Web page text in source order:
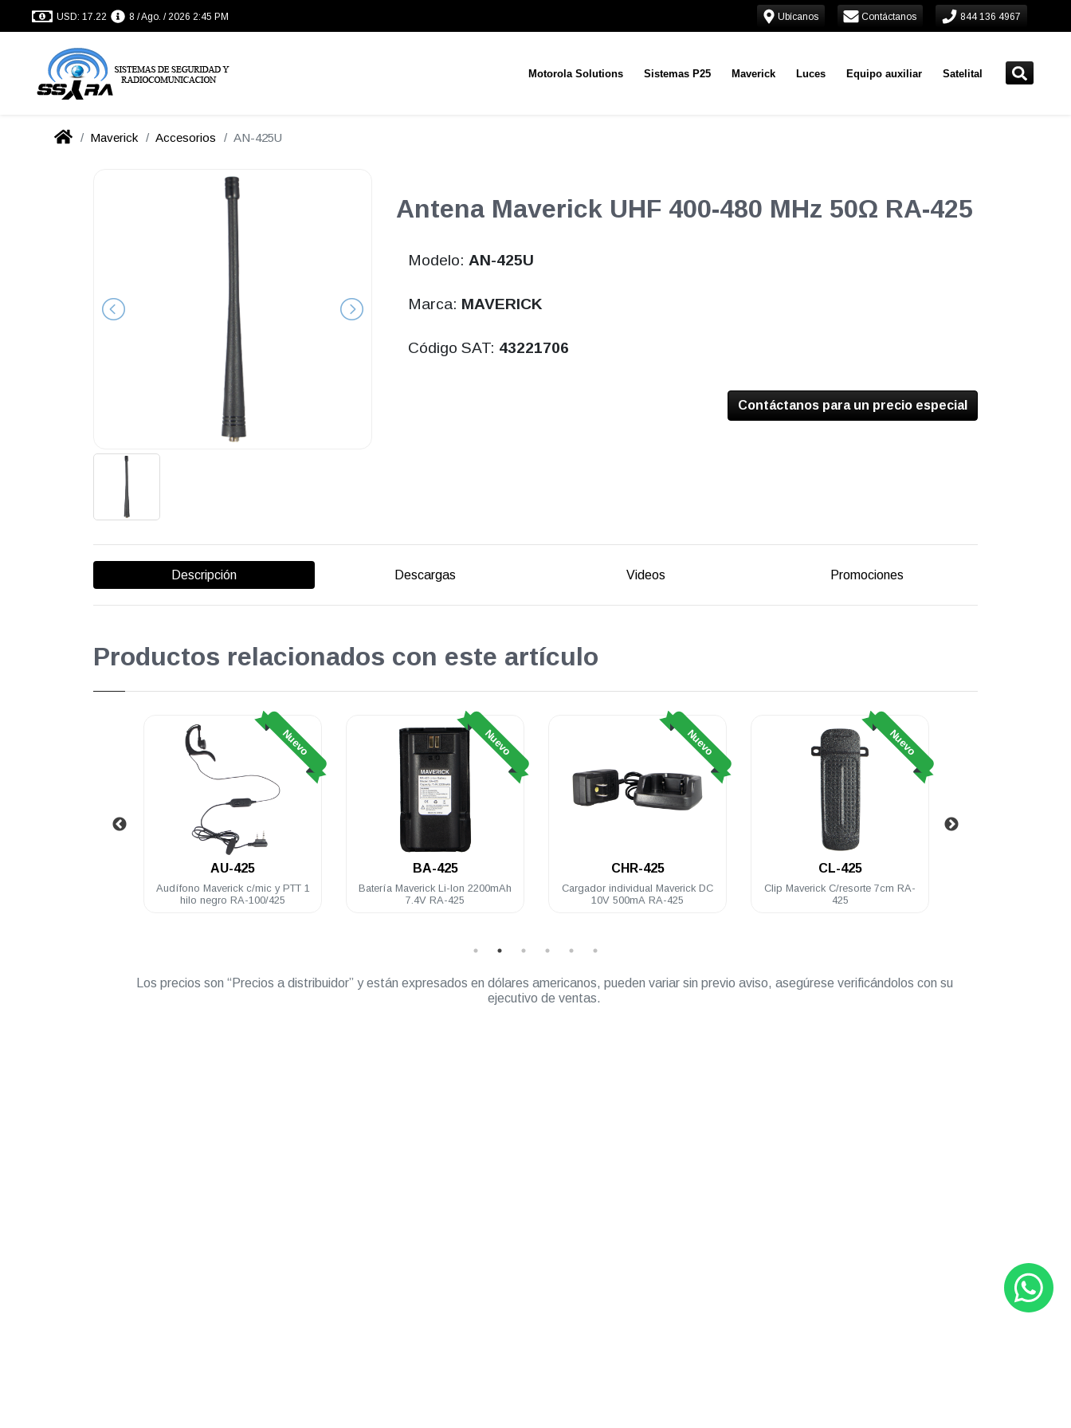
USD: 17.22 8 / Ago. / 2026 2:45 PM Ubícanos Contáctanos 844 136 4967
Motorola Solutions Sistemas P25 Maverick Luces Equipo auxiliar Satelital
Maverick Accesorios AN-425U
Antena Maverick UHF 400-480 MHz 50Ω RA-425
Modelo: AN-425U
Marca: MAVERICK
Código SAT: 43221706
Contáctanos para un precio especial
Descripción Descargas Videos Promociones
Productos relacionados con este artículo
Nuevo
AU-425
Audífono Maverick c/mic y PTT 1
hilo negro RA-100/425
Nuevo
BA-425
Batería Maverick Li-Ion 2200mAh
7.4V RA-425
Nuevo
CHR-425
Cargador individual Maverick DC
10V 500mA RA-425
Nuevo
CL-425
Clip Maverick C/resorte 7cm RA-
425
Los precios son “Precios a distribuidor” y están expresados en dólares americanos, pueden variar sin previo aviso, asegúrese verificándolos con su
ejecutivo de ventas.